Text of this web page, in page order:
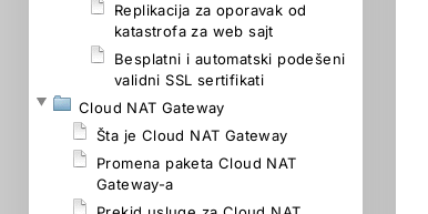
Replikacija za oporavak od
katastrofa za web sajt
Besplatni i automatski podešeni
validni SSL sertifikati
Cloud NAT Gateway
Šta je Cloud NAT Gateway
Promena paketa Cloud NAT
Gateway-a